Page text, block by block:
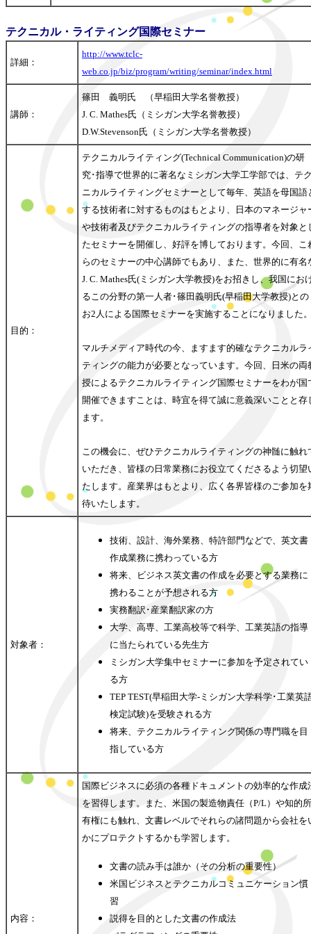
テクニカル・ライティング国際セミナー
詳細：
http://www.tclc-
web.co.jp/biz/program/writing/seminar/index.html
講師：
篠田 義明氏 （早稲田大学名誉教授）
J. C. Mathes氏（ミシガン大学名誉教授）
D.W.Stevenson氏（ミシガン大学名誉教授）
目的：
テクニカルライティング(Technical Communication)の研
究･指導で世界的に著名なミシガン大学工学部では、テク
ニカルライティングセミナーとして毎年、英語を母国語
する技術者に対するものはもとより、日本のマネージャ
や技術者及びテクニカルライティングの指導者を対象と
たセミナーを開催し、好評を博しております。今回、こ
らのセミナーの中心講師でもあり、また、世界的に有名
J. C. Mathes氏(ミシガン大学教授)をお招きし、我国にお
るこの分野の第一人者･篠田義明氏(早稲田大学教授)との
お2人による国際セミナーを実施することになりました。
マルチメディア時代の今、ますます的確なテクニカルラ
ティングの能力が必要となっています。今回、日米の両
授によるテクニカルライティング国際セミナーをわが国
開催できますことは、時宜を得て誠に意義深いことと存
ます。
この機会に、ぜひテクニカルライティングの神髄に触れ
いただき、皆様の日常業務にお役立てくださるよう切望
たします。産業界はもとより、広く各界皆様のご参加を
待いたします。
対象者：
技術、設計、海外業務、特許部門などで、英文書
作成業務に携わっている方
将来、ビジネス英文書の作成を必要とする業務に
携わることが予想される方
実務翻訳･産業翻訳家の方
大学、高専、工業高校等で科学、工業英語の指導
に当たられている先生方
ミシガン大学集中セミナーに参加を予定されてい
る方
TEP TEST(早稲田大学-ミシガン大学科学･工業英
検定試験)を受験される方
将来、テクニカルライティング関係の専門職を目
指している方
内容：
国際ビジネスに必須の各種ドキュメントの効率的な作成
を習得します。また、米国の製造物責任（P/L）や知的所
有権にも触れ、文書レベルでそれらの諸問題から会社を
かにプロテクトするかも学習します。
文書の読み手は誰か（その分析の重要性）
米国ビジネスとテクニカルコミュニケーション慣
習
説得を目的とした文書の作成法